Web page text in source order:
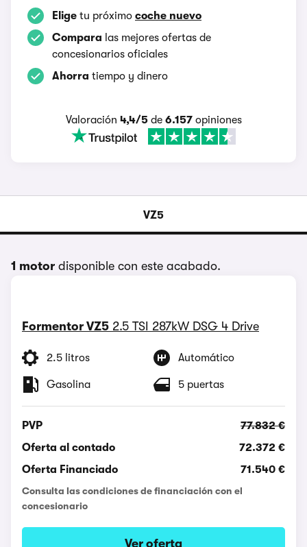
Elige tu próximo coche nuevo
Compara las mejores ofertas de
concesionarios oficiales
Ahorra tiempo y dinero
Valoración 4,4/5de 6.157opiniones
VZ5
1 motor disponible con este acabado.
Formentor VZ5 2.5 TSI 287kW DSG 4 Drive
2.5 litros Automático
Gasolina 5 puertas
PVP
77.832 €
Oferta al contado
72.372 €
Oferta Financiado
71.540 €
Consulta las condiciones de financiación con el
concesionario
Ver oferta